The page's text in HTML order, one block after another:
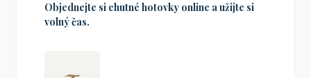
Objednejte si chutné hotovky online a užijte si
volný čas.